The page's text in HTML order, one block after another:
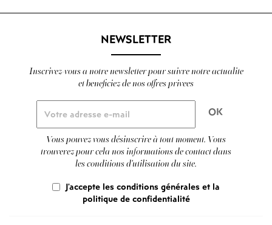
NEWSLETTER
Inscrivez-vous a notre newsletter pour suivre notre actualite
et beneficiez de nos offres privees
Vous pouvez vous désinscrire à tout moment. Vous
trouverez pour cela nos informations de contact dans
les conditions d'utilisation du site.
J'accepte les conditions générales et la
politique de confidentialité